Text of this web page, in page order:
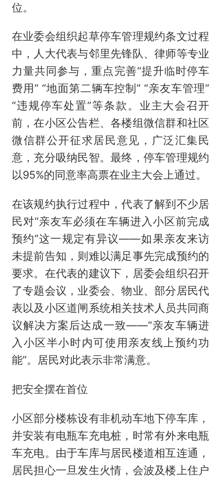
位。
在业委会组织起草停车管理规约条文过程
中，人大代表与邻里先锋队、律师等专业
力量共同参与，重点完善“提升临时停车
费用” “地面第二辆车控制” “亲友车管理”
“违规停车处置”等条款。业主大会召开
前，在小区公告栏、各楼组微信群和社区
微信群公开征求居民意见，广泛汇集民
意，充分吸纳民智。最终，停车管理规约
以95%的同意率高票在业主大会上通过。
在该规约执行过程中，代表了解到不少居
民对“亲友车必须在车辆进入小区前完成
预约”这一规定有异议——如果亲友来访
未提前告知，则难以满足事先完成预约的
要求。在代表的建议下，居委会组织召开
了专题会议，业委会、物业、部分居民代
表以及小区道闸系统相关技术人员共同商
议解决方案后达成一致——“亲友车辆进
入小区半小时内可使用亲友线上预约功
能”。居民对此表示非常满意。
把安全摆在首位
小区部分楼栋设有非机动车地下停车库，
并安装有电瓶车充电桩，时常有外来电瓶
车充电。由于车库与居民楼道相互连通，
居民担心一旦发生火情，会波及楼上住户